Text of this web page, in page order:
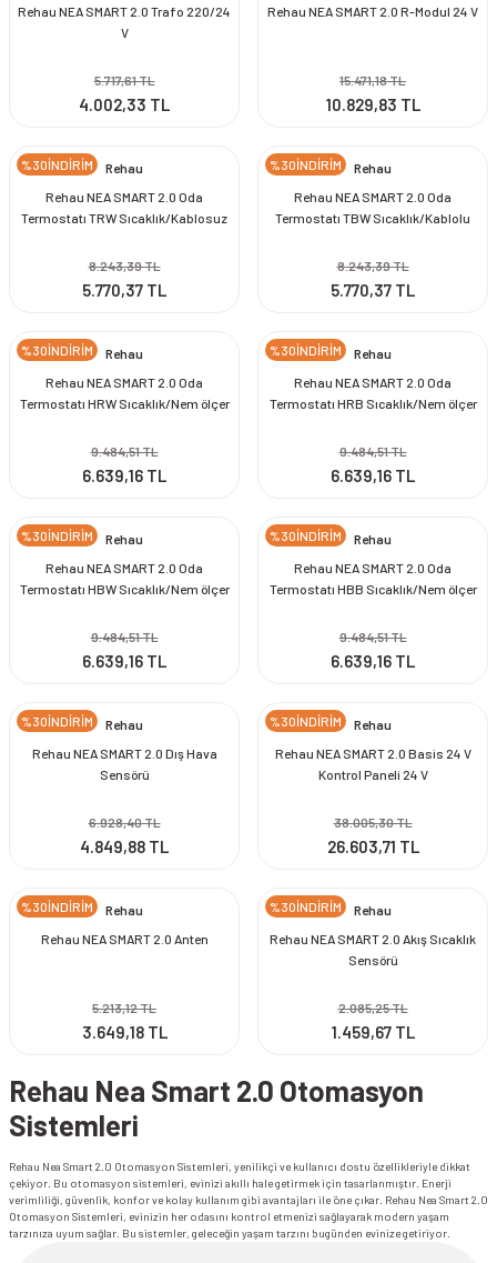
Rehau NEA SMART 2.0 Trafo 220/24
V
5.717,61 TL
4.002,33 TL
Rehau NEA SMART 2.0 R-Modul 24 V
15.471,18 TL
10.829,83 TL
%30İNDİRİM
Rehau
Rehau NEA SMART 2.0 Oda
Termostatı TRW Sıcaklık/Kablosuz
8.243,39 TL
5.770,37 TL
%30İNDİRİM
Rehau
Rehau NEA SMART 2.0 Oda
Termostatı TBW Sıcaklık/Kablolu
8.243,39 TL
5.770,37 TL
%30İNDİRİM
Rehau
Rehau NEA SMART 2.0 Oda
Termostatı HRW Sıcaklık/Nem ölçer
9.484,51 TL
6.639,16 TL
%30İNDİRİM
Rehau
Rehau NEA SMART 2.0 Oda
Termostatı HRB Sıcaklık/Nem ölçer
9.484,51 TL
6.639,16 TL
%30İNDİRİM
Rehau
Rehau NEA SMART 2.0 Oda
Termostatı HBW Sıcaklık/Nem ölçer
9.484,51 TL
6.639,16 TL
%30İNDİRİM
Rehau
Rehau NEA SMART 2.0 Oda
Termostatı HBB Sıcaklık/Nem ölçer
9.484,51 TL
6.639,16 TL
%30İNDİRİM
Rehau
Rehau NEA SMART 2.0 Dış Hava
Sensörü
6.928,40 TL
4.849,88 TL
%30İNDİRİM
Rehau
Rehau NEA SMART 2.0 Basis 24 V
Kontrol Paneli 24 V
38.005,30 TL
26.603,71 TL
%30İNDİRİM
Rehau
Rehau NEA SMART 2.0 Anten
5.213,12 TL
3.649,18 TL
%30İNDİRİM
Rehau
Rehau NEA SMART 2.0 Akış Sıcaklık
Sensörü
2.085,25 TL
1.459,67 TL
Rehau Nea Smart 2.0 Otomasyon
Sistemleri
Rehau Nea Smart 2.0 Otomasyon Sistemleri, yenilikçi ve kullanıcı dostu özellikleriyle dikkat
çekiyor. Bu otomasyon sistemleri, evinizi akıllı hale getirmek için tasarlanmıştır. Enerji
verimliliği, güvenlik, konfor ve kolay kullanım gibi avantajları ile öne çıkar. Rehau Nea Smart 2.0
Otomasyon Sistemleri, evinizin her odasını kontrol etmenizi sağlayarak modern yaşam
tarzınıza uyum sağlar. Bu sistemler, geleceğin yaşam tarzını bugünden evinize getiriyor.